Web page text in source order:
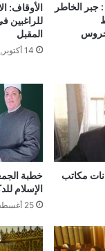
فبراير : جبر الخاطر
الأوقاف:
للراغبين
المقبل
14 أكتوبر,2014
مكاتب
خطبة
الإسلام
25 أغسطس,2025